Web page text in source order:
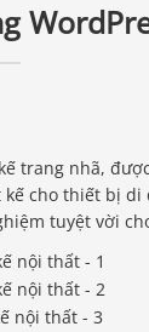
trang nhã,
cho thiết bị
tuyệt vời